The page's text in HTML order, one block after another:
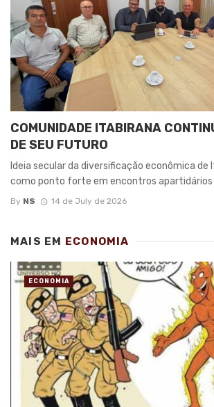
COMUNIDADE ITABIRANA
DE SEU FUTURO
Ideia secular da diversificação econômica de
como ponto forte em encontros apartidários
By NS 14 de July de 2026
MAIS EM ECONOMIA
ECONOMIA